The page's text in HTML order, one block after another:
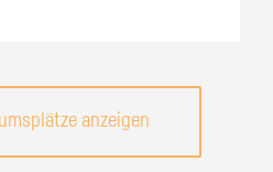
anzeigen